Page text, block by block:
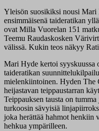
Yleisön suosikiksi nousi
ensimmäisenä taideratikan
ovat Milla Vuorelan 151
Teemu Raudaskosken
välissä. Kukin teos näkyy
Mari Hyde kertoi syyskuussa
taideratikan
mielenkiintoinen. Hyden The
heijastavan teippaustarran
Teippauksen tausta on
turkoosin sävyisiä
joka herättää hahmot henkiin
hehkua ympärilleen.